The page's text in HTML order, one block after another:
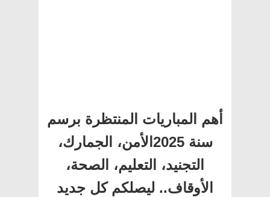
أهم المباريات المنتظرة برسم
سنة 2025الأمن، الجمارك،
التجنيد، التعليم، الصحة،
الأوقاف.. ليصلكم كل جديد